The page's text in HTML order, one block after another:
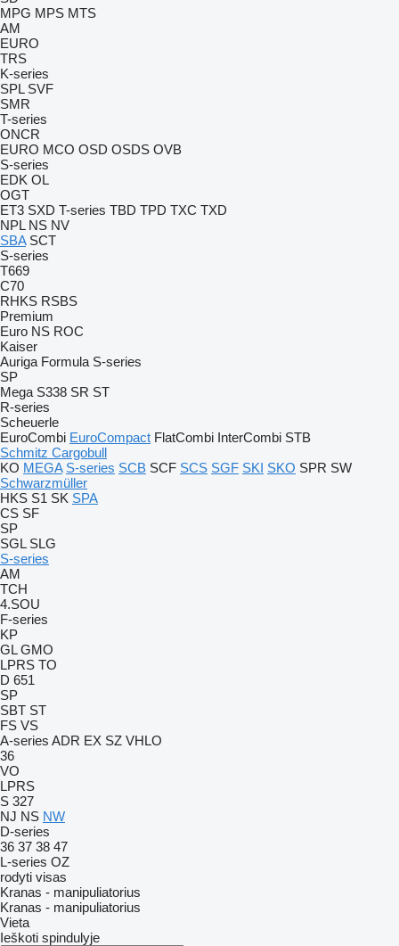
MPG MPS MTS
AM
EURO
TRS
K-series
SPL SVF
SMR
T-series
ONCR
EURO MCO OSD OSDS OVB
S-series
EDK OL
OGT
ET3 SXD T-series TBD TPD TXC TXD
NPL NS NV
SBA SCT
S-series
T669
C70
RHKS RSBS
Premium
Euro NS ROC
Kaiser
Auriga Formula S-series
SP
Mega S338 SR ST
R-series
Scheuerle
EuroCombi EuroCompact FlatCombi InterCombi STB
Schmitz Cargobull
KO MEGA S-series SCB SCF SCS SGF SKI SKO SPR SW
Schwarzmüller
HKS S1 SK SPA
CS SF
SP
SGL SLG
S-series
AM
TCH
4.SOU
F-series
KP
GL GMO
LPRS TO
D 651
SP
SBT ST
FS VS
A-series ADR EX SZ VHLO
36
VO
LPRS
S 327
NJ NS NW
D-series
36 37 38 47
L-series OZ
rodyti visas
Kranas - manipuliatorius
Kranas - manipuliatorius
Vieta
Ieškoti spindulyje